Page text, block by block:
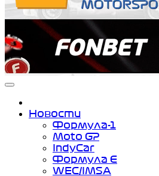
QUEEN-OF-MOTORSPORT.COM
Аналитика, статистика,
Новости
Формула-1
Moto GP
IndyCar
Формула Е
WEC/IMSA